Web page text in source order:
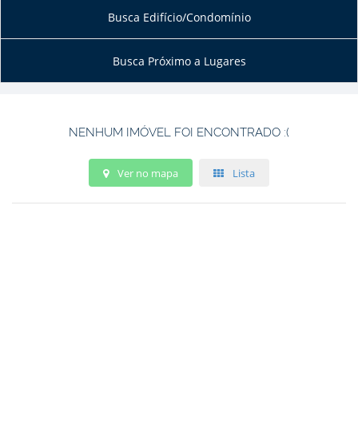
Busca Edifício/Condomínio
Busca Próximo a Lugares
NENHUM IMÓVEL FOI ENCONTRADO :(
Ver no mapa Lista